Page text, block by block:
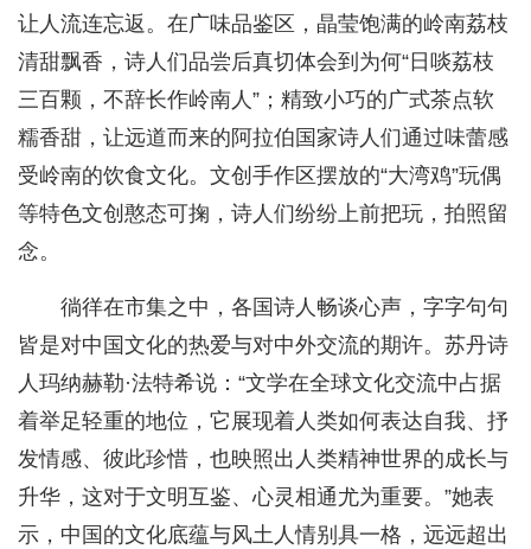
让人流连忘返。在广味品鉴区，晶莹饱满的岭南荔枝
清甜飘香，诗人们品尝后真切体会到为何“日啖荔枝
三百颗，不辞长作岭南人”；精致小巧的广式茶点软
糯香甜，让远道而来的阿拉伯国家诗人们通过味蕾感
受岭南的饮食文化。文创手作区摆放的“大湾鸡”玩偶
等特色文创憨态可掬，诗人们纷纷上前把玩，拍照留
念。
徜徉在市集之中，各国诗人畅谈心声，字字句句
皆是对中国文化的热爱与对中外交流的期许。苏丹诗
人玛纳赫勒·法特希说：“文学在全球文化交流中占据
着举足轻重的地位，它展现着人类如何表达自我、抒
发情感、彼此珍惜，也映照出人类精神世界的成长与
升华，这对于文明互鉴、心灵相通尤为重要。”她表
示，中国的文化底蕴与风土人情别具一格，远远超出